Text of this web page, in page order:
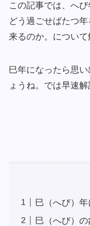
この記事では、へび
どう過ごせばたつ
来るのか。について
巳年になったら思
ょうね。では早速解
巳（へび）年
巳（へび）